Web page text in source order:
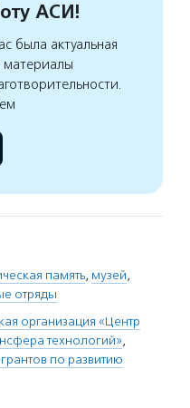
АСИ!
была актуальная
память, музей,
отряды
организация «Центр
технологий»,
по развитию